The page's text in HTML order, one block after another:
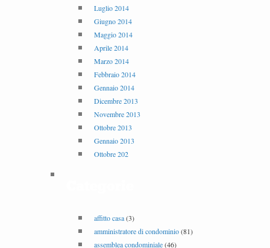
Luglio 2014
Giugno 2014
Maggio 2014
Aprile 2014
Marzo 2014
Febbraio 2014
Gennaio 2014
Dicembre 2013
Novembre 2013
Ottobre 2013
Gennaio 2013
Ottobre 202
affitto casa(3)
amministratore di condominio(81)
assemblea condominiale(46)